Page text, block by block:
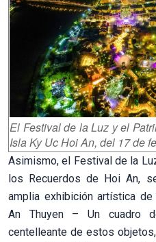
El Festival de la Luz y el
Isla Ky Uc Hoi An, del 17 de
Asimismo, el Festival de la
los Recuerdos de Hoi An,
amplia exhibición artística
An Thuyen – Un cuadro
centelleante de estos